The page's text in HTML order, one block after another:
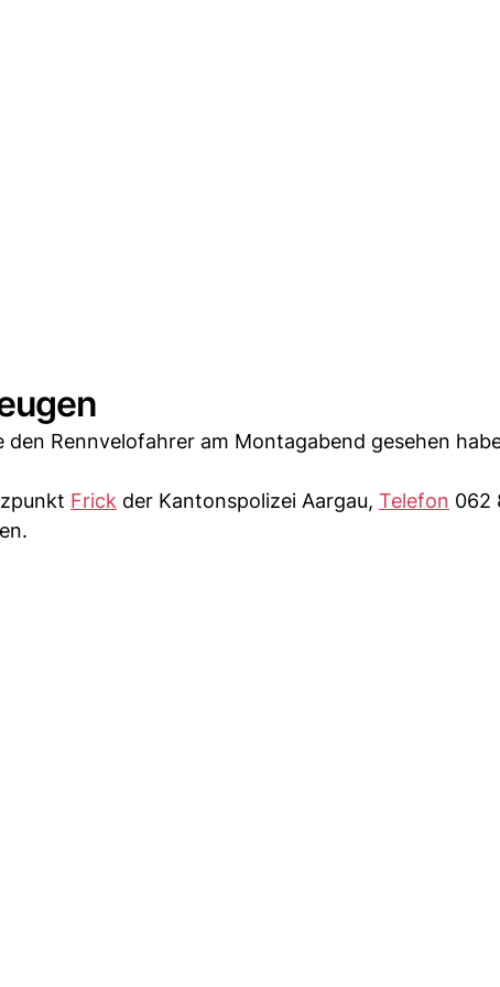
Rennvelofahrer am Montagabend gesehen
Frick der Kantonspolizei Aargau, Telefon 062